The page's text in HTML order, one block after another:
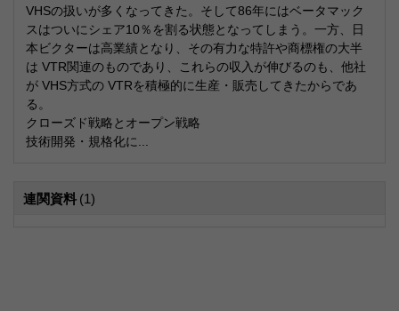
VHSの扱いが多くなってきた。そして86年にはベータマック
スはついにシェア10％を割る状態となってしまう。一方、日
本ビクターは高業績となり、その有力な特許や商標権の大半
は VTR関連のものであり、これらの収入が伸びるのも、他社
が VHS方式の VTRを積極的に生産・販売してきたからであ
る。
クローズド戦略とオープン戦略
技術開発・規格化に...
連関資料 (1)